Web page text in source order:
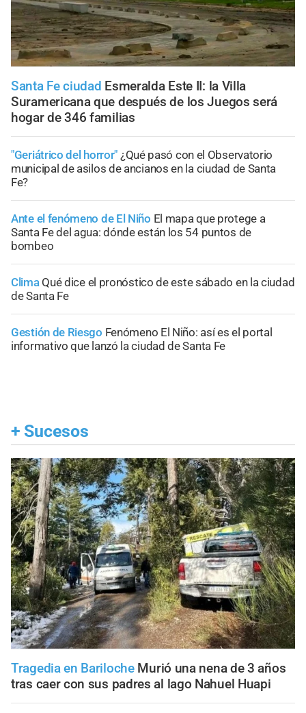
Santa Fe ciudad Esmeralda Este II: la Villa
Suramericana que después de los Juegos será
hogar de 346 familias
"Geriátrico del horror" ¿Qué pasó con el Observatorio
municipal de asilos de ancianos en la ciudad de Santa
Fe?
Ante el fenómeno de El Niño El mapa que protege a
Santa Fe del agua: dónde están los 54 puntos de
bombeo
Clima Qué dice el pronóstico de este sábado en la ciudad
de Santa Fe
Gestión de Riesgo Fenómeno El Niño: así es el portal
informativo que lanzó la ciudad de Santa Fe
+ Sucesos
Tragedia en Bariloche Murió una nena de 3 años
tras caer con sus padres al lago Nahuel Huapi